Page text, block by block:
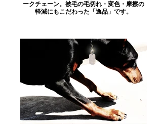
ークチェーン。被毛の毛切れ・変色・摩擦の
軽減にもこだわった「逸品」です。